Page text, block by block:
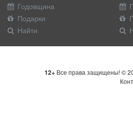
Годовщина
Подарки
Найти
12+ Все права защищены! ©